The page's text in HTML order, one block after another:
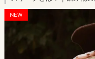
NEW